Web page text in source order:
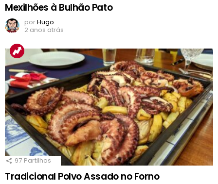
Mexilhões à Bulhão Pato
porHugo
2 anos atrás
97 Partilhas
Tradicional Polvo Assado no Forno